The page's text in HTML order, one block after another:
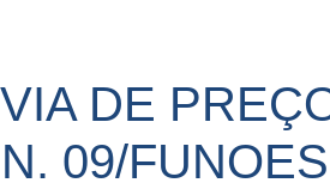
DE
09/